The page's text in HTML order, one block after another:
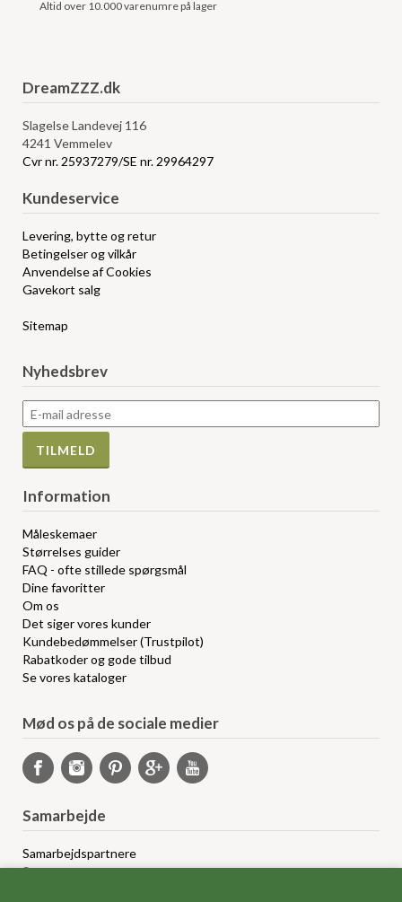
Altid over 10.000 varenumre på lager
DreamZZZ.dk
Slagelse Landevej 116
4241 Vemmelev
Cvr nr. 25937279/SE nr. 29964297
Kundeservice
Levering, bytte og retur
Betingelser og vilkår
Anvendelse af Cookies
Gavekort salg
Sitemap
Nyhedsbrev
Information
Måleskemaer
Størrelses guider
FAQ - ofte stillede spørgsmål
Dine favoritter
Om os
Det siger vores kunder
Kundebedømmelser (Trustpilot)
Rabatkoder og gode tilbud
Se vores kataloger
Mød os på de sociale medier
Samarbejde
Samarbejdspartnere
Sponsorprogram